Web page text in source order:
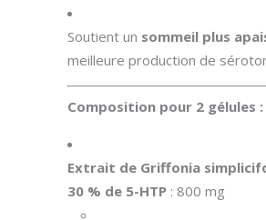
Soutient un sommeil plus
meilleure production de
Composition pour 2 gélules :
Extrait de Griffonia
30 % de 5-HTP : 800 mg